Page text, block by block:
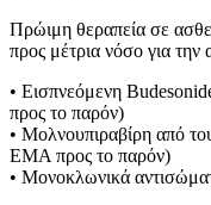
Πρώιμη θεραπεία σε
προς μέτρια νόσο για
• Εισπνεόμενη
προς το παρόν)
• Μολνουπιραβίρη από
ΕΜΑ προς το παρόν)
• Μονοκλωνικά